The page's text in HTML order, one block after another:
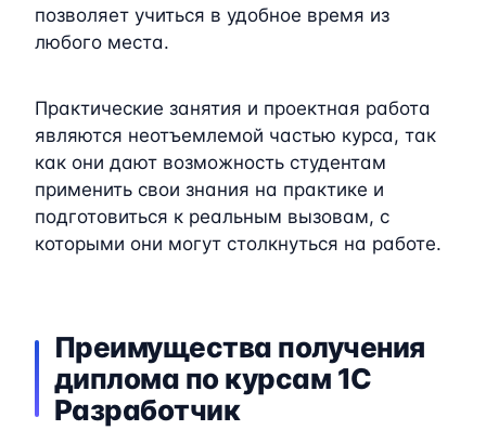
позволяет учиться в удобное время из
любого места.
Практические занятия и проектная работа
являются неотъемлемой частью курса, так
как они дают возможность студентам
применить свои знания на практике и
подготовиться к реальным вызовам, с
которыми они могут столкнуться на работе.
Преимущества получения
диплома по курсам 1C
Разработчик